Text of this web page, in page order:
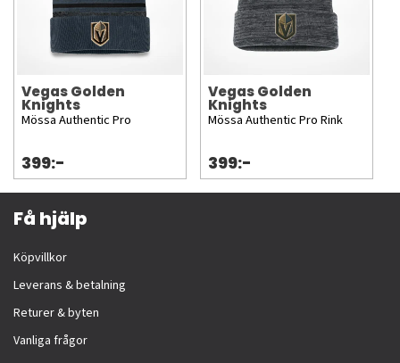
Vegas Golden
Knights
Mössa Authentic Pro
399:-
Vegas Golden
Knights
Mössa Authentic Pro Rink
399:-
Få hjälp
Köpvillkor
Leverans & betalning
Returer & byten
Vanliga frågor